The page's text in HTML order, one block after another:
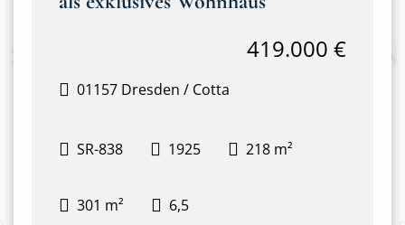
01157 Dresden / Cotta
419.000 €
SR-838 1925 218 m²
301 m² 6,5